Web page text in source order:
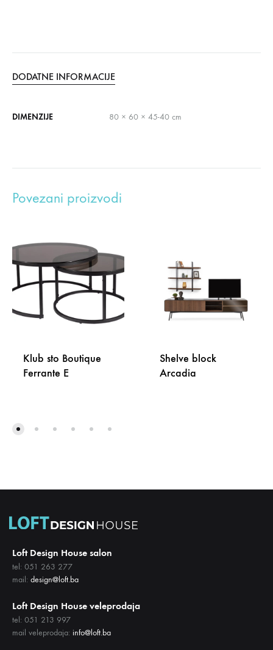
DODATNE INFORMACIJE
DIMENZIJE 80 × 60 × 45-40 cm
Povezani proizvodi
Klub sto Boutique
Ferrante E
Shelve block
Arcadia
Loft Design House salon
tel: 051 263 277
mail: design@loft.ba
Loft Design House veleprodaja
tel: 051 213 997
mail veleprodaja: info@loft.ba